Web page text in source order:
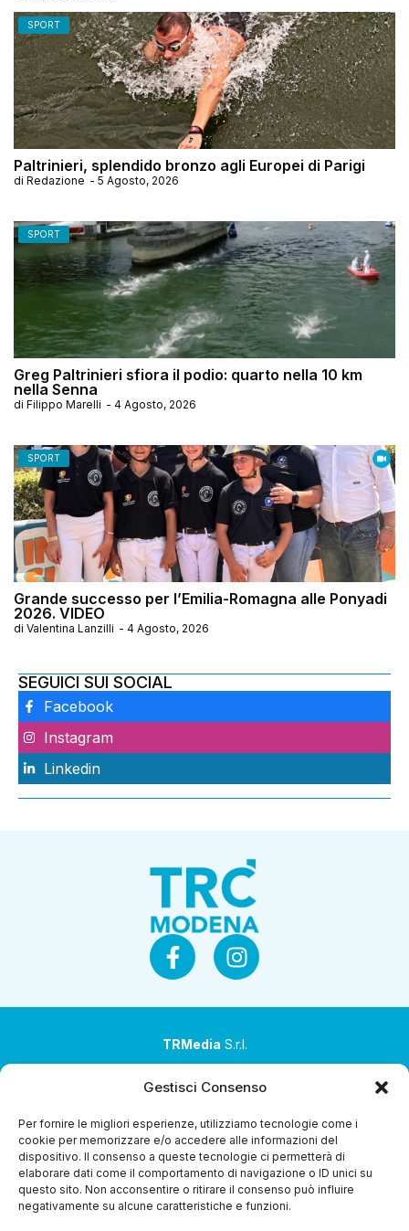
Gestisci Consenso
Per fornire le migliori esperienze, utilizziamo tecnologie come i
cookie per memorizzare e/o accedere alle informazioni del
dispositivo. Il consenso a queste tecnologie ci permetterà di
elaborare dati come il comportamento di navigazione o ID unici su
questo sito. Non acconsentire o ritirare il consenso può influire
negativamente su alcune caratteristiche e funzioni.
SPORT
Paltrinieri, splendido bronzo agli Europei di Parigi
di Redazione - 5 Agosto, 2026
SPORT
Greg Paltrinieri sfiora il podio: quarto nella 10 km
nella Senna
di Filippo Marelli - 4 Agosto, 2026
SPORT
Grande successo per l’Emilia-Romagna alle Ponyadi
2026. VIDEO
di Valentina Lanzilli - 4 Agosto, 2026
SEGUICI SUI SOCIAL
Facebook
Instagram
Linkedin
TRMedia S.r.l.
coordinamento da parte di Coop Alleanza 3.0 Soc. Coop.
Sede legale: via Ragazzi del ’99 nr. 51 42124 Reggio Emilia
(RE)
P.Iva 00651840365